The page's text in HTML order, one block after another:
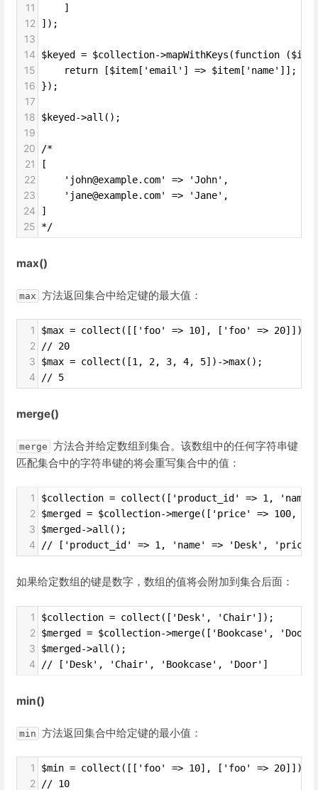
11
    ]
12 ]);
13
14
$keyed = $collection->mapWithKeys(function
15
    return [$item['email'] => $item['name']];
16 });
17
18
$keyed->all();
19
20
/*
21 [
22
    'john@example.com' => 'John',
23
    'jane@example.com' => 'Jane',
24 ]
25 */
max()
max 方法返回集合中给定键的最大值：
1 $max = collect([['foo' => 10], ['foo' => 20]])-
2 // 20
3 $max = collect([1, 2, 3, 4, 5])->max();
4 // 5
merge()
merge 方法合并给定数组到集合。该数组中的任何字符串键
匹配集合中的字符串键的将会重写集合中的值：
1 $collection = collect(['product_id' => 1,
2 $merged = $collection->merge(['price' => 100,
3 $merged->all();
4 // ['product_id' => 1, 'name' => 'Desk', 'price'
如果给定数组的键是数字，数组的值将会附加到集合后面：
1 $collection = collect(['Desk', 'Chair']);
2 $merged = $collection->merge(['Bookcase',
3 $merged->all();
4 // ['Desk', 'Chair', 'Bookcase', 'Door']
min()
min 方法返回集合中给定键的最小值：
1 $min = collect([['foo' => 10], ['foo' => 20]])-
2 // 10